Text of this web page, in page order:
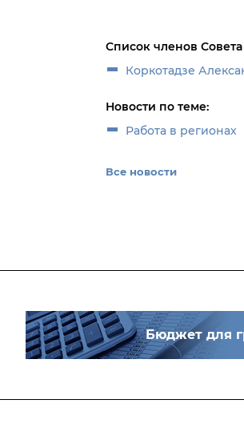
Список членов
Коркотадзе
Новости по теме:
Работа в регионах
Все новости
Бюджет для